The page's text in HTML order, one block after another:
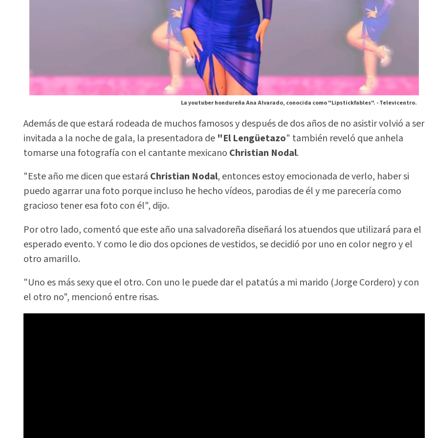
La youtuber hondureña Ana Alvarado, conocida como "Lipstickfables". -Televicentro.
Además de que estará rodeada de muchos famosos y después de dos años de no asistir volvió a ser
invitada a la noche de gala, la presentadora de "El Lengüetazo" también reveló que anhela
tomarse una fotografía con el cantante mexicano Christian Nodal.
"Este año me dicen que estará Christian Nodal, entonces estoy emocionada de verlo, haber si
puedo agarrar una foto porque incluso he hecho vídeos, parodias de él y me parecería como
gracioso tener esa foto con él", dijo.
Por otro lado, comentó que este año una salvadoreña diseñará los atuendos que utilizará para el
esperado evento. Y como le dio dos opciones de vestidos, se decidió por uno en color negro y el
otro amarillo.
"Uno es más sexy que el otro. Con uno le puede dar el patatús a mi marido (Jorge Cordero) y con
el otro no", mencionó entre risas.